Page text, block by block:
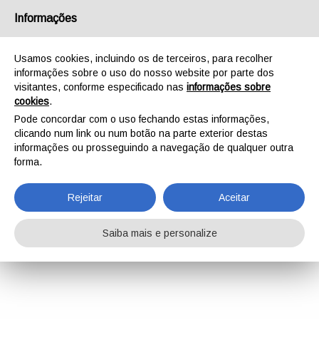
Informações
Usamos cookies, incluindo os de terceiros, para recolher
informações sobre o uso do nosso website por parte dos
visitantes, conforme especificado nas informações sobre
cookies.
Pode concordar com o uso fechando estas informações,
clicando num link ou num botão na parte exterior destas
informações ou prosseguindo a navegação de qualquer outra
forma.
Rejeitar Aceitar
Saiba mais e personalize